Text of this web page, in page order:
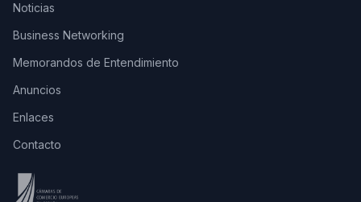
Noticias
Business Networking
Memorandos de Entendimiento
Anuncios
Enlaces
Contacto